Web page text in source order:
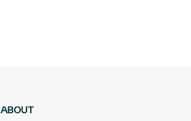
ABOUT